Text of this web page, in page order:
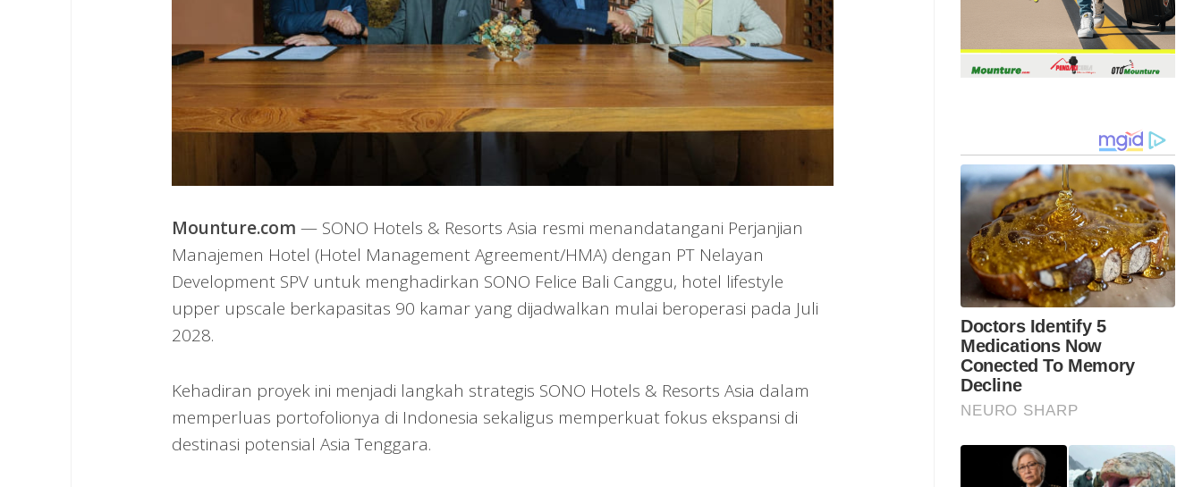
Mounture.com — SONO Hotels & Resorts Asia resmi menandatangani Perjanjian
Manajemen Hotel (Hotel Management Agreement/HMA) dengan PT Nelayan
Development SPV untuk menghadirkan SONO Felice Bali Canggu, hotel lifestyle
upper upscale berkapasitas 90 kamar yang dijadwalkan mulai beroperasi pada Juli
2028.
Kehadiran proyek ini menjadi langkah strategis SONO Hotels & Resorts Asia dalam
memperluas portofolionya di Indonesia sekaligus memperkuat fokus ekspansi di
destinasi potensial Asia Tenggara.